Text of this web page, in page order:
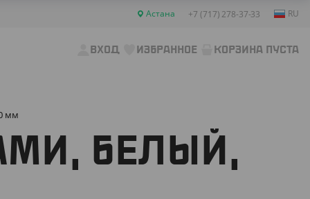
Астана +7 (717) 278-37-33 RU
ВХОД ИЗБРАННОЕ КОРЗИНА ПУСТА
мм
БЕЛЫЙ,